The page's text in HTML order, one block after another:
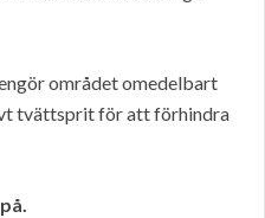
området omedelbart
tvättsprit för att förhindra